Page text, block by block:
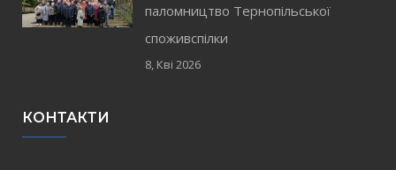
паломництво Тернопільської
споживспілки
8, Кві 2026
КОНТАКТИ